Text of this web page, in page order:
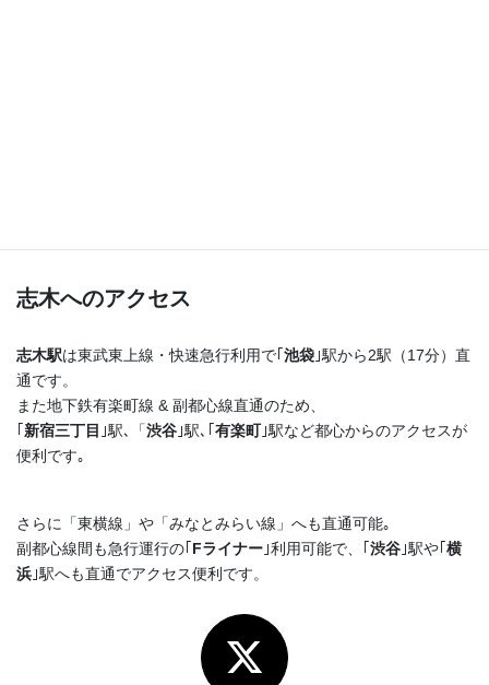
志木へのアクセス
志木駅は東武東上線・快速急行利用で｢ 池袋 ｣駅から2駅（17分）直
通です。
また地下鉄有楽町線 & 副都心線直通のため、
新宿三丁目 ｣駅､「渋谷 ｣駅､｢ 有楽町｣駅など都心からのアクセスが
便利です｡
さらに「東横線」や「みなとみらい線」へも直通可能｡
副都心線間も急行運行の｢ Fライナー ｣利用可能で、｢ 渋谷 ｣駅や｢ 横
浜 ｣駅へも直通でアクセス便利です。